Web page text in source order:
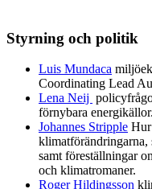
Styrning och politik
Luis Mundaca
Coordinating Lead
Lena Neij
förnybara energikällor.
Johannes Stripple Hur
klimatförändringarna,
samt föreställningar
och klimatromaner.
Roger Hildingsson